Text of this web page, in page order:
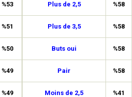
%53
%51
%50
%49
%49
Plus de 2,5 %58
Plus de 3,5 %58
Buts oui %58
Pair %58
Moins de 2,5 %41